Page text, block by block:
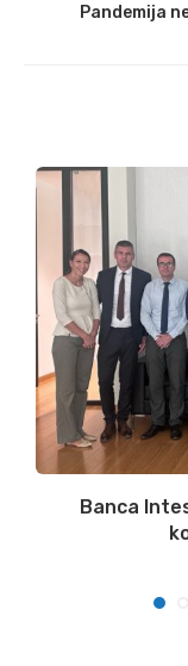
Pandemija
Banca